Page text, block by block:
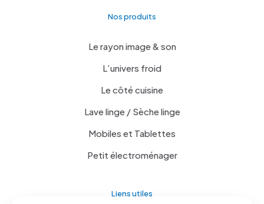
Nos produits
Le rayon image & son
L’univers froid
Le côté cuisine
Lave linge / Sèche linge
Mobiles et Tablettes
Petit électroménager
Liens utiles